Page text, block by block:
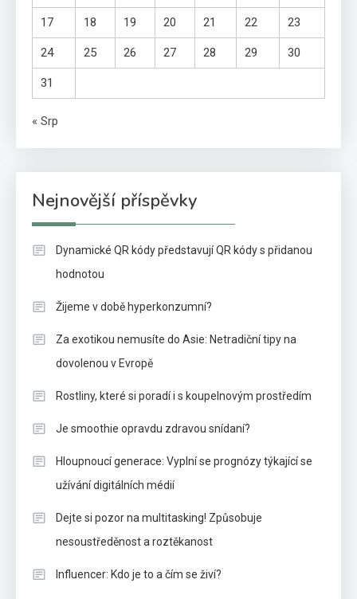
17 18 19 20 21 22 23
24 25 26 27 28 29 30
31
« Srp
Nejnovější příspěvky
Dynamické QR kódy představují QR kódy s přidanou
hodnotou
Žijeme v době hyperkonzumní?
Za exotikou nemusíte do Asie: Netradiční tipy na
dovolenou v Evropě
Rostliny, které si poradí i s koupelnovým prostředím
Je smoothie opravdu zdravou snídaní?
Hloupnoucí generace: Vyplní se prognózy týkající se
užívání digitálních médií
Dejte si pozor na multitasking! Způsobuje
nesoustředěnost a roztěkanost
Influencer: Kdo je to a čím se živí?